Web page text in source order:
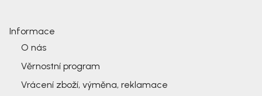
Informace
O nás
Věrnostní program
Vrácení zboží, výměna, reklamace